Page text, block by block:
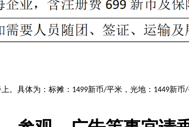
上。 具体为：标摊： 1499新币/平米， 光地： 1449新币/